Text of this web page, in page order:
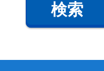
検索